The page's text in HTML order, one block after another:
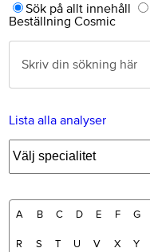
Sök på allt innehåll
Beställning Cosmic
Lista alla analyser
A B C D E F G
R S T U V X Y